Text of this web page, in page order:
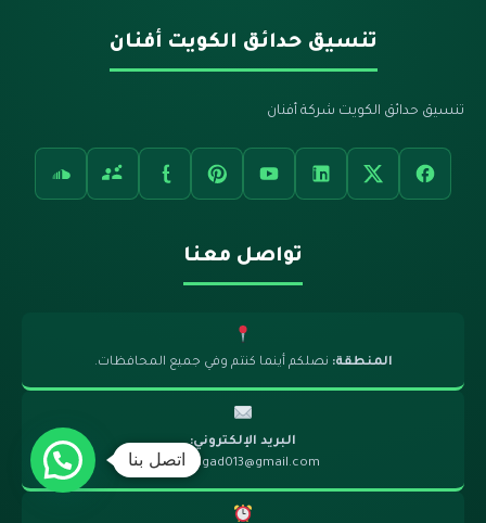
تنسيق حدائق الكويت أفنان
تنسيق حدائق الكويت شركة أفنان
تواصل معنا
المنطقة: نصلكم أينما كنتم وفي جميع المحافظات.
البريد الإلكتروني:
sayedgad013@gmail.comاتصل بنا